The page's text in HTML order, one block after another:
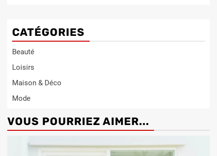
CATÉGORIES
Beauté
Loisirs
Maison & Déco
Mode
VOUS POURRIEZ AIMER...